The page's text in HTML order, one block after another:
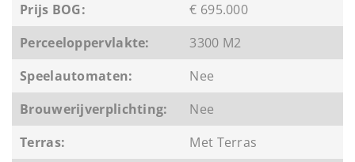
Prijs BOG:
€ 695.000
Perceeloppervlakte:
3300 M2
Speelautomaten:
Nee
Brouwerijverplichting:
Nee
Terras:
Met Terras